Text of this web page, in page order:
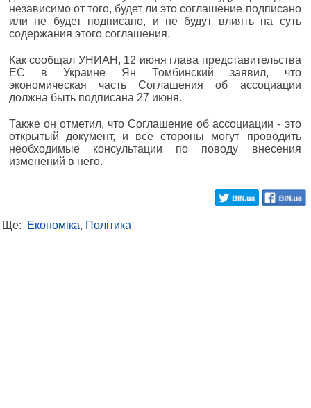
независимо от того, будет ли это соглашение подписано
или не будет подписано, и не будут влиять на суть
содержания этого соглашения.
Как сообщал УНИАН, 12 июня глава представительства
ЕС в Украине Ян Томбинский заявил, что
экономическая часть Соглашения об ассоциации
должна быть подписана 27 июня.
Также он отметил, что Соглашение об ассоциации - это
открытый документ, и все стороны могут проводить
необходимые консультации по поводу внесения
изменений в него.
Ще: Економіка, Політика